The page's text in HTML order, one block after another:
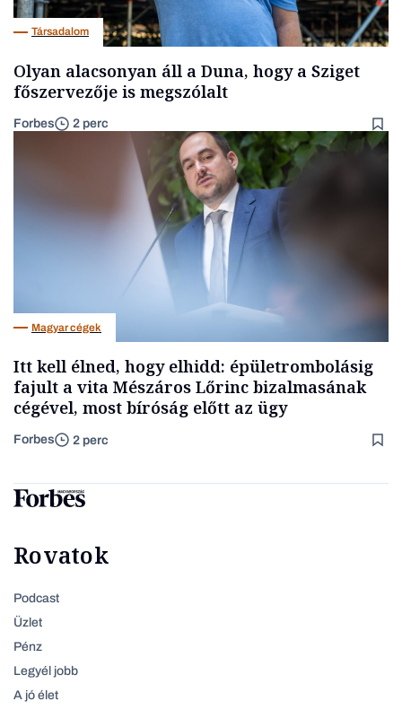
Társadalom
Olyan alacsonyan áll a Duna, hogy a Sziget
főszervezője is megszólalt
Forbes 2 perc
Magyar cégek
Itt kell élned, hogy elhidd: épületrombolásig
fajult a vita Mészáros Lőrinc bizalmasának
cégével, most bíróság előtt az ügy
Forbes 2 perc
Rovatok
Podcast
Üzlet
Pénz
Legyél jobb
A jó élet